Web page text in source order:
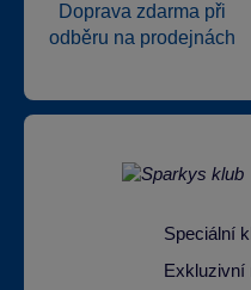
Doprava zdarma při
odběru na prodejnách
Speciální
Exkluzivní